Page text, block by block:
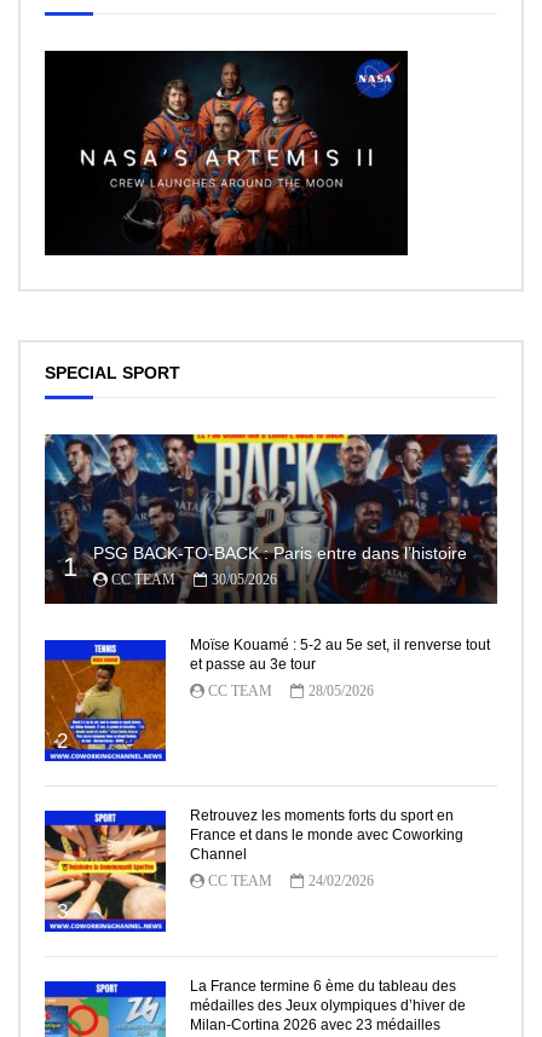
SPECIAL SPORT
1 PSG BACK-TO-BACK : Paris entre dans l’histoire
CC TEAM 30/05/2026
2
Moïse Kouamé : 5-2 au 5e set, il renverse tout
et passe au 3e tour
CC TEAM
28/05/2026
3
Retrouvez les moments forts du sport en
France et dans le monde avec Coworking
Channel
CC TEAM
24/02/2026
La France termine 6 ème du tableau des
médailles des Jeux olympiques d’hiver de
Milan-Cortina 2026 avec 23 médailles